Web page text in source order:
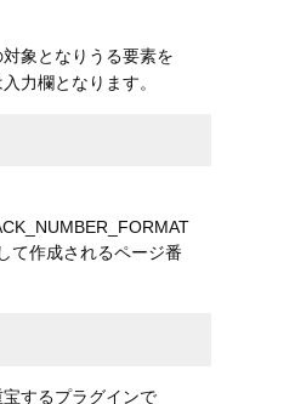
象となりうる要素を
力欄となります。
て作成されるページ番
するプラグインで